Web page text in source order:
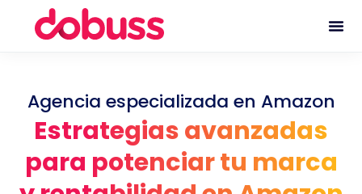
Agencia especializada en Amazon
Estrategias avanzadas
para potenciar tu marca